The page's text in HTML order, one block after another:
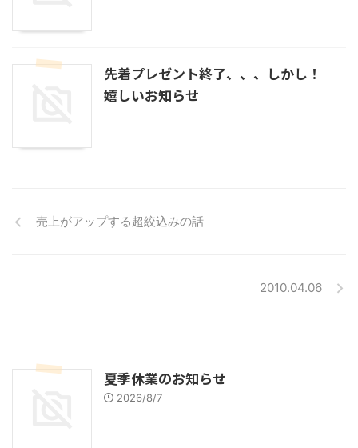
先着プレゼント終了、、、しかし！
嬉しいお知らせ
売上がアップする超絞込みの話
2010.04.06
夏季休業のお知らせ
2026/8/7